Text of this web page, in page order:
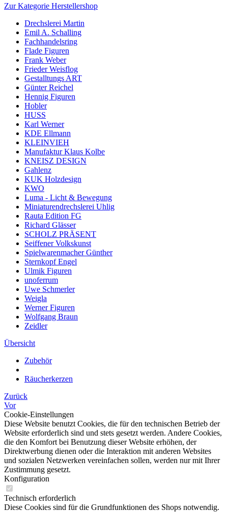
Zur Kategorie Herstellershop
Drechslerei Martin
Emil A. Schalling
Fachhandelsring
Flade Figuren
Frank Weber
Frieder Weisflog
Gestalltungs ART
Günter Reichel
Hennig Figuren
Hobler
HUSS
Karl Werner
KDE Ellmann
KLEINVIEH
Manufaktur Klaus Kolbe
KNEISZ DESIGN
Gahlenz
KUK Holzdesign
KWO
Luma - Licht & Bewegung
Miniaturendrechslerei Uhlig
Rauta Edition FG
Richard Glässer
SCHOLZ PRÄSENT
Seiffener Volkskunst
Spielwarenmacher Günther
Sternkopf Engel
Ulmik Figuren
unoferrum
Uwe Schmerler
Weigla
Werner Figuren
Wolfgang Braun
Zeidler
Übersicht
Zubehör
Räucherkerzen
Zurück
Vor
Cookie-Einstellungen
Diese Website benutzt Cookies, die für den technischen Betrieb der
Website erforderlich sind und stets gesetzt werden. Andere Cookies,
die den Komfort bei Benutzung dieser Website erhöhen, der
Direktwerbung dienen oder die Interaktion mit anderen Websites
und sozialen Netzwerken vereinfachen sollen, werden nur mit Ihrer
Zustimmung gesetzt.
Konfiguration
Technisch erforderlich
Diese Cookies sind für die Grundfunktionen des Shops notwendig.